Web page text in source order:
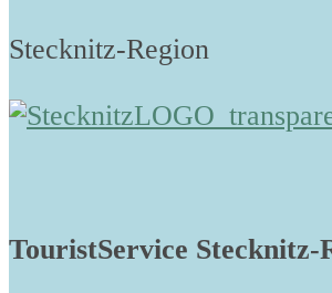
Stecknitz-Region
TouristService Stecknitz-